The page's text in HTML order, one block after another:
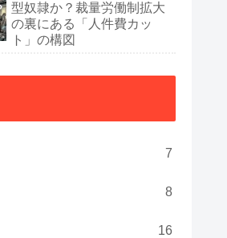
型奴隷か？裁量労働制拡大
の裏にある「人件費カッ
ト」の構図
7
8
16